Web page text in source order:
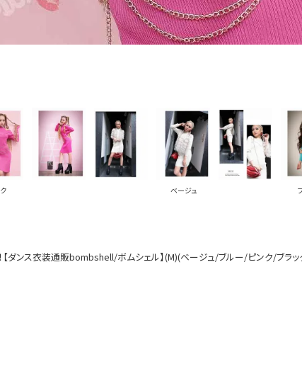
トップス
ボトムス
ワンピース
アウター
ベージュ
【ダンス衣装通販bombshell/ボムシェル】(M)(ベージュ/ブルー/ピンク/ブラッ